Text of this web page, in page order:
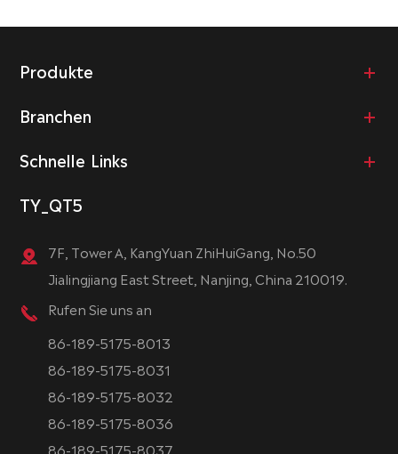
Produkte
Branchen
Schnelle Links
TY_QT5
7F, Tower A, KangYuan ZhiHuiGang, No.50
Jialingjiang East Street, Nanjing, China 210019.
Rufen Sie uns an
86-189-5175-8013
86-189-5175-8031
86-189-5175-8032
86-189-5175-8036
86-189-5175-8037